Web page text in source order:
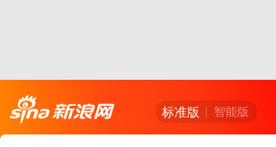
标准版 智能版